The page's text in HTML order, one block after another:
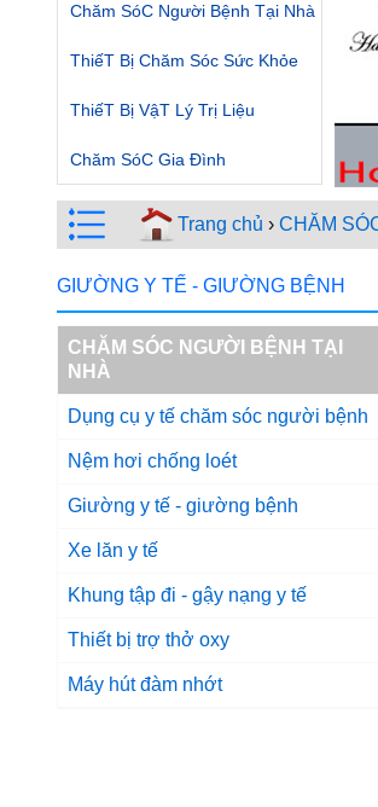
Chăm SóC Người Bệnh Tại Nhà
ThiếT Bị Chăm Sóc Sức Khỏe
ThiếT Bị VậT Lý Trị Liệu
Chăm SóC Gia Đình
Trang chủ › CHĂM
GIƯỜNG Y TẾ - GIƯỜNG BỆNH
CHĂM SÓC NGƯỜI BỆNH TẠI
NHÀ
Dụng cụ y tế chăm sóc người bệnh
Nệm hơi chống loét
Giường y tế - giường bệnh
Xe lăn y tế
Khung tập đi - gậy nạng y tế
Thiết bị trợ thở oxy
Máy hút đàm nhớt